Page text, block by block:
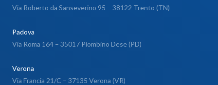
Via Roberto da Sanseverino 95 – 38122 Trento (TN)
Padova
Via Roma 164 – 35017 Piombino Dese (PD)
Verona
Via Francia 21/C – 37135 Verona (VR)